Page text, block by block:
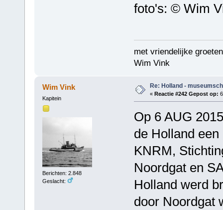
foto's: © Wim
met vriendelijke
Wim Vink
Wim Vink
Kapitein
Berichten: 2.848
Geslacht:
Re: Holland -
« Reactie #242 Gepost op:
Op 6 AUG
de Holland
KNRM,
Noordgat en
Holland werd
door Noordgat